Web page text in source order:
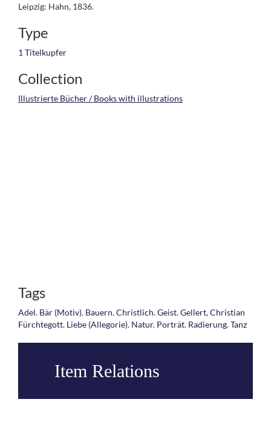
Leipzig: Hahn, 1836.
Type
1 Titelkupfer
Collection
Illustrierte Bücher / Books with illustrations
Tags
Adel. Bär (Motiv). Bauern.Christlich.Geist.Gellert, Christian
Fürchtegott. Liebe (Allegorie). Natur. Porträt. Radierung.Tanz
Item Relations